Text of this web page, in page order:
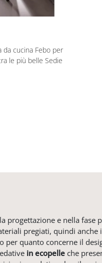
da cucina Febo per
le più belle Sedie
progettazione e nella fase
pregiati, quindi anche
quanto concerne il
in ecopelle che